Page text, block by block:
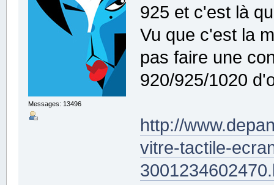
Messages: 13496
925 et c'est là
Vu que c'est la
pas faire une
920/925/1020
http://
vitre-tactile-